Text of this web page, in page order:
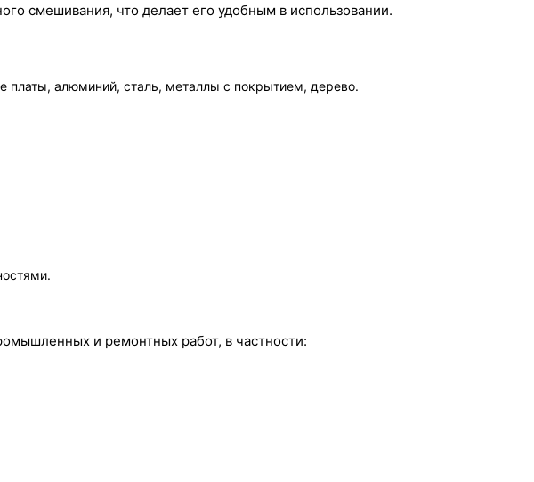
смешивания, что делает его удобным в использовании.
платы, алюминий, сталь, металлы с покрытием, дерево.
и ремонтных работ, в частности: